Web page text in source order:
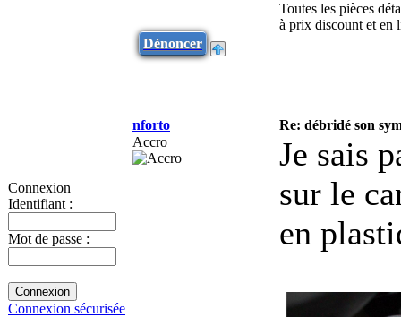
Connexion
Identifiant :
Mot de passe :
Connexion sécurisée
Toutes les pièces
à prix discount et
Dénoncer
nforto
Re: débridé son
Accro
Je sais
sur le
en